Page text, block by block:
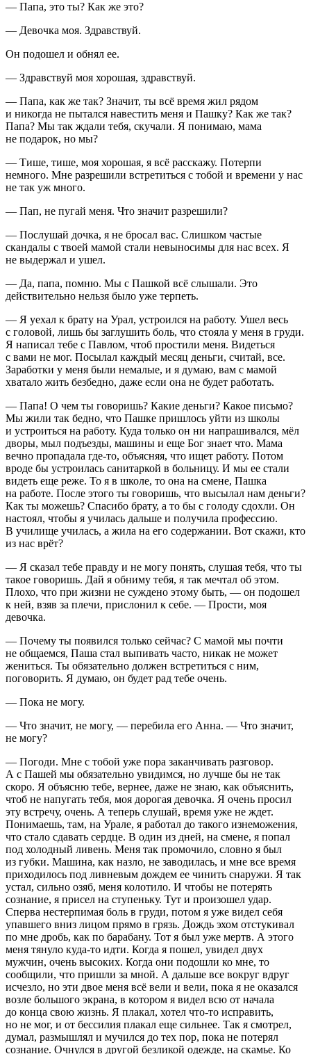
— Папа, это ты? Как же это?
— Девочка моя. Здравствуй.
Он подошел и обнял ее.
— Здравствуй моя хорошая, здравствуй.
— Папа, как же так? Значит, ты всё время жил рядом
и никогда не пытался навестить меня и Пашку? Как же так?
Папа? Мы так ждали тебя, скучали. Я понимаю, мама
не подарок, но мы?
— Тише, тише, моя хорошая, я всё расскажу. Потерпи
немного. Мне разрешили встретиться с тобой и времени у нас
не так уж много.
— Пап, не пугай меня. Что значит разрешили?
— Послушай дочка, я не бросал вас. Слишком частые
скандалы с твоей мамой стали невыносимы для нас всех. Я
не выдержал и ушел.
— Да, папа, помню. Мы с Пашкой всё слышали. Это
действительно нельзя было уже терпеть.
— Я уехал к брату на Урал, устроился на работу. Ушел весь
с головой, лишь бы заглушить боль, что стояла у меня в груди.
Я написал тебе с Павлом, чтоб простили меня. Видеться
с вами не мог. Посылал каждый месяц деньги, считай, все.
Заработки у меня были немалые, и я думаю, вам с мамой
хватало жить безбедно, даже если она не будет работать.
— Папа! О чем ты говоришь? Какие деньги? Какое письмо?
Мы жили так бедно, что Пашке пришлось уйти из школы
и устроиться на работу. Куда только он ни напрашивался, мёл
дворы, мыл подъезды, машины и еще Бог знает что. Мама
вечно пропадала где-то, объясняя, что ищет работу. Потом
вроде бы устроилась санитаркой в больницу. И мы ее стали
видеть еще реже. То я в школе, то она на смене, Пашка
на работе. После этого ты говоришь, что высылал нам деньги?
Как ты можешь? Спасибо брату, а то бы с голоду сдохли. Он
настоял, чтобы я училась дальше и получила профессию.
В училище училась, а жила на его содержании. Вот скажи, кто
из нас врёт?
— Я сказал тебе правду и не могу понять, слушая тебя, что ты
такое говоришь. Дай я обниму тебя, я так мечтал об этом.
Плохо, что при жизни не суждено этому быть, — он подошел
к ней, взяв за плечи, прислонил к себе. — Прости, моя
девочка.
— Почему ты появился только сейчас? С мамой мы почти
не общаемся, Паша стал выпивать часто, никак не может
жениться. Ты обязательно должен встретиться с ним,
поговорить. Я думаю, он будет рад тебе очень.
— Пока не могу.
— Что значит, не могу, — перебила его Анна. — Что значит,
не могу?
— Погоди. Мне с тобой уже пора заканчивать разговор.
А с Пашей мы обязательно увидимся, но лучше бы не так
скоро. Я объясню тебе, вернее, даже не знаю, как объяснить,
чтоб не напугать тебя, моя дорогая девочка. Я очень просил
эту встречу, очень. А теперь слушай, время уже не ждет.
Понимаешь, там, на Урале, я работал до такого изнеможения,
что стало сдавать сердце. В один из дней, на смене, я попал
под холодный ливень. Меня так промочило, словно я был
из губки. Машина, как назло, не заводилась, и мне все время
приходилось под ливневым дождем ее чинить снаружи. Я так
устал, сильно озяб, меня колотило. И чтобы не потерять
сознание, я присел на ступеньку. Тут и произошел удар.
Сперва нестерпимая боль в груди, потом я уже видел себя
упавшего вниз лицом прямо в грязь. Дождь эхом отстукивал
по мне дробь, как по барабану. Тот я был уже мертв. А этого
меня тянуло куда-то идти. Когда я пошел, увидел двух
мужчин, очень высоких. Когда они подошли ко мне, то
сообщили, что пришли за мной. А дальше все вокруг вдруг
исчезло, но эти двое меня всё вели и вели, пока я не оказался
возле большого экрана, в котором я видел всю от начала
до конца свою жизнь. Я плакал, хотел что-то исправить,
но не мог, и от бессилия плакал еще сильнее. Так я смотрел,
думал, размышлял и мучился до тех пор, пока не потерял
сознание. Очнулся в другой безликой одежде, на скамье. Ко